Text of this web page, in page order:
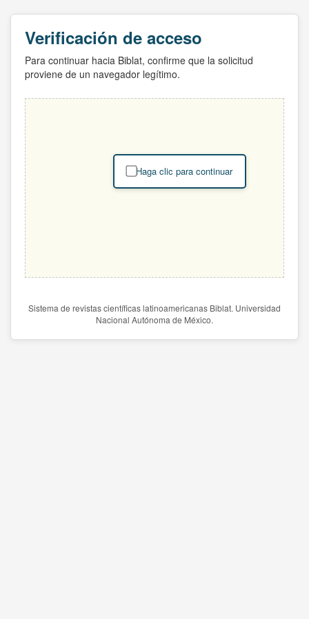
Verificación de acceso
Para continuar hacia Biblat, confirme que la solicitud
proviene de un navegador legítimo.
Haga clic para continuar
Sistema de revistas científicas latinoamericanas Biblat. Universidad
Nacional Autónoma de México.